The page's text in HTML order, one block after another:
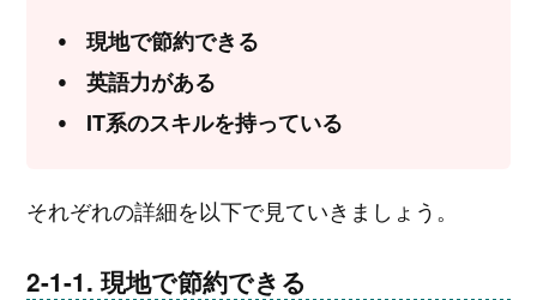
現地で節約できる
英語力がある
IT系のスキルを持っている
それぞれの詳細を以下で見ていきましょう。
現地で節約できる